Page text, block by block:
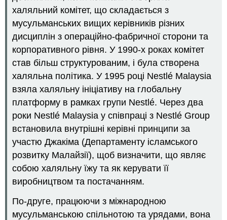
халяльний комітет, що складається з
мусульманських вищих керівників різних
дисциплін з операційно-фабричної сторони та
корпоративного рівня. У 1990-х роках комітет
став більш структурованим, і була створена
халяльна політика. У 1995 році Nestlé Malaysia
взяла халяльну ініціативу на глобальну
платформу в рамках групи Nestlé. Через два
роки Nestlé Malaysia у співпраці з Nestlé Group
встановила внутрішні керівні принципи за
участю Джакіма (Департаменту ісламського
розвитку Малайзії), щоб визначити, що являє
собою халяльну їжу та як керувати її
виробництвом та постачанням.
По-друге, працюючи з міжнародною
мусульманською спільнотою та урядами, вона